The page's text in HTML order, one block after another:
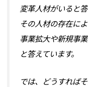
変革人材がいると
その人材の存在に
事業拡大や新規事
と答えています。
では、どうすれば